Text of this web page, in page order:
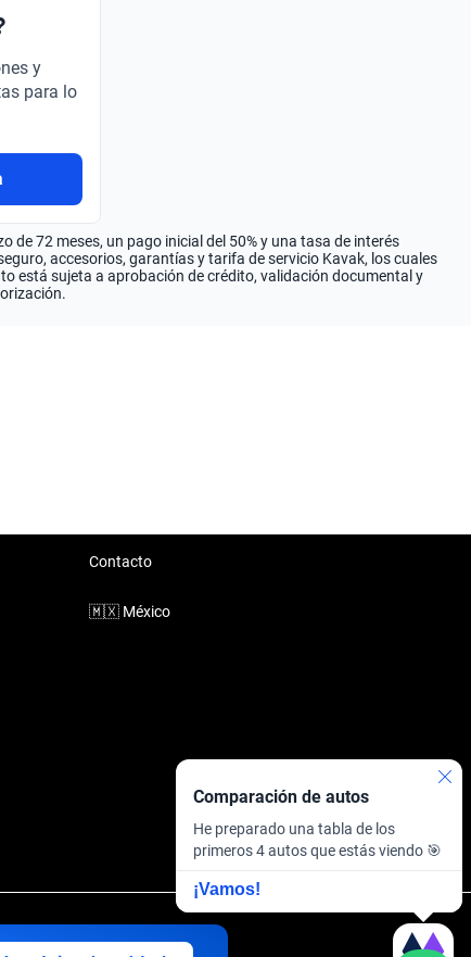
y
para lo
72 meses, un pago inicial del 50% y una tasa de interés
accesorios, garantías y tarifa de servicio Kavak, los cuales
está sujeta a aprobación de crédito, validación documental y
Comparación de autos
He preparado una tabla de los
primeros 4 autos que estás viendo 🎯
¡Vamos!
Contacto
🇲🇽 México
· Sitemap